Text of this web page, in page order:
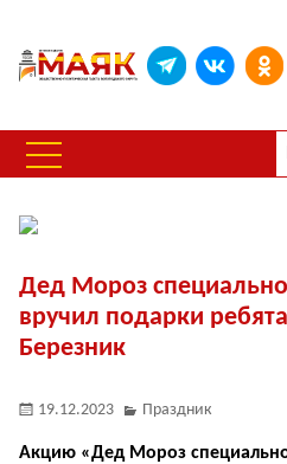
Дед Мороз
вручил подарки
Березник
19.12.2023 Праздник
Акцию «Дед Мороз